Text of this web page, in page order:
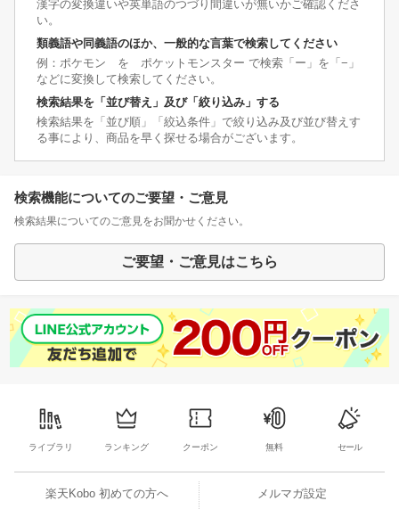
漢字の変換違いや英単語のつづり間違いが無いかご確認くださ
い。
類義語や同義語のほか、一般的な言葉で検索してください
例：ポケモン を ポケットモンスター で検索「ー」を「−」
などに変換して検索してください。
検索結果を「並び替え」及び「絞り込み」する
検索結果を「並び順」「絞込条件」で絞り込み及び並び替えす
る事により、商品を早く探せる場合がございます。
検索機能についてのご要望・ご意見
検索結果についてのご意見をお聞かせください。
ご要望・ご意見はこちら
ライブラリ ランキング クーポン 無料 セール
楽天Kobo 初めての方へ メルマガ設定